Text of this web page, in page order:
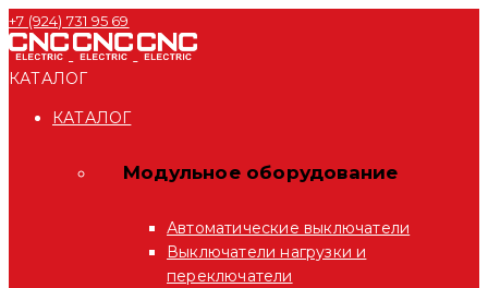
+7 (924) 731 95 69
КАТАЛОГ
КАТАЛОГ
Модульное оборудование
Автоматические выключатели
Выключатели нагрузки и
переключатели